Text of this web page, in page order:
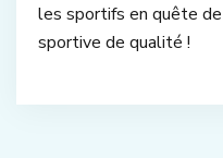
les sportifs en quête
sportive de qualité !